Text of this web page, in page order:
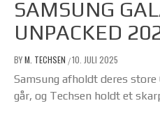
SAMSUNG
UNPACKED
BYM. TECHSEN /10. JULI 2025
Samsung afholdt deres store
går, og Techsen holdt et